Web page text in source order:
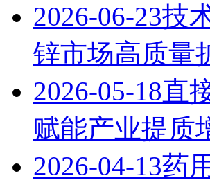
2026-06-23技
锌市场高质量
2026-05-18直
赋能产业提质
2026-04-13药